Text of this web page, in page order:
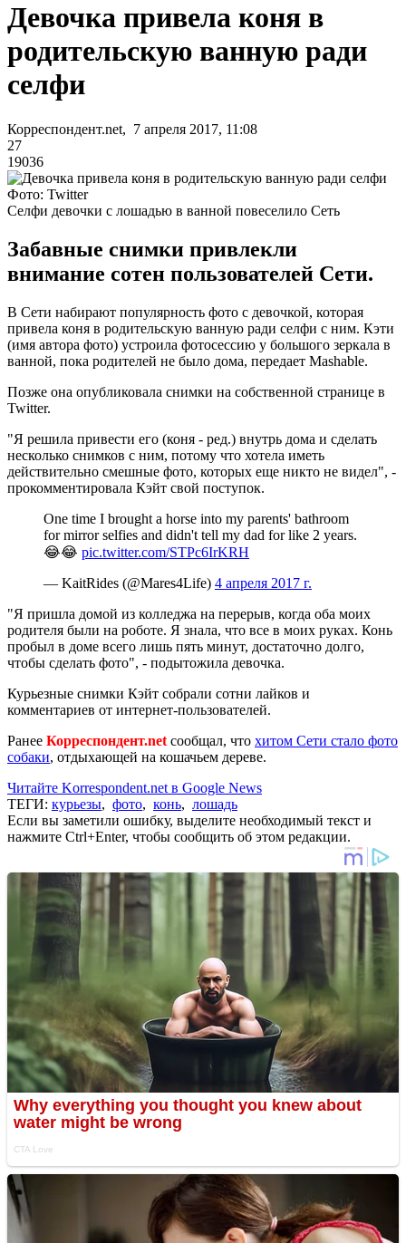
Девочка привела коня в
родительскую ванную ради
селфи
Корреспондент.net, 7 апреля 2017, 11:08
27
19036
Фото: Twitter
Селфи девочки с лошадью в ванной повеселило Сеть
Забавные снимки привлекли
внимание сотен пользователей Сети.
В Сети набирают популярность фото с девочкой, которая
привела коня в родительскую ванную ради селфи с ним. Кэти
(имя автора фото) устроила фотосессию у большого зеркала в
ванной, пока родителей не было дома, передает Mashable.
Позже она опубликовала снимки на собственной странице в
Twitter.
"Я решила привести его (коня - ред.) внутрь дома и сделать
несколько снимков с ним, потому что хотела иметь
действительно смешные фото, которых еще никто не видел", -
прокомментировала Кэйт свой поступок.
One time I brought a horse into my parents' bathroom
for mirror selfies and didn't tell my dad for like 2 years.
😂😂 pic.twitter.com/STPc6IrKRH
— KaitRides (@Mares4Life) 4 апреля 2017 г.
"Я пришла домой из колледжа на перерыв, когда оба моих
родителя были на роботе. Я знала, что все в моих руках. Конь
пробыл в доме всего лишь пять минут, достаточно долго,
чтобы сделать фото", - подытожила девочка.
Курьезные снимки Кэйт собрали сотни лайков и
комментариев от интернет-пользователей.
Ранее Корреспондент.net сообщал, что хитом Сети стало фото
собаки, отдыхающей на кошачьем дереве.
Читайте Korrespondent.net в Google News
ТЕГИ: курьезы, фото, конь, лошадь
Если вы заметили ошибку, выделите необходимый текст и
нажмите Ctrl+Enter, чтобы сообщить об этом редакции.